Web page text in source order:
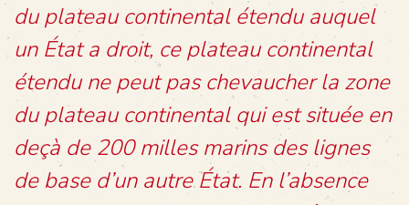
du plateau continental étendu auquel
un État a droit, ce plateau continental
étendu ne peut pas chevaucher la zone
du plateau continental qui est située en
deçà de 200 milles marins des lignes
de base d’un autre État. En l’absence